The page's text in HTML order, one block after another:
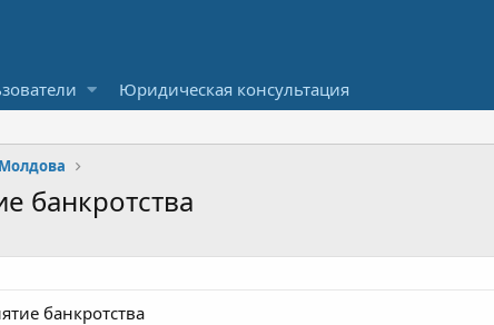
Юридическая консультация
Молдова
банкротства
банкротства